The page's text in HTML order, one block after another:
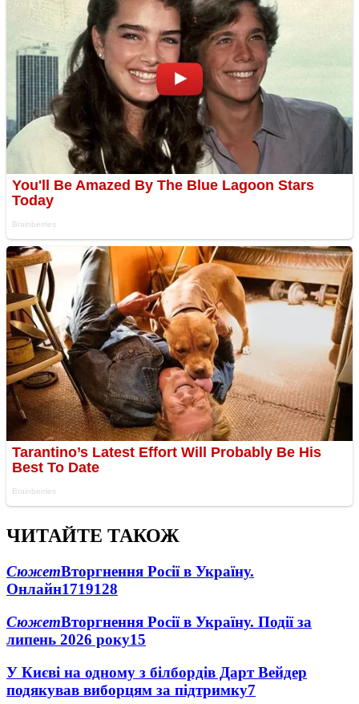
ЧИТАЙТЕ ТАКОЖ
СюжетВторгнення Росії в Україну.
Онлайн1719128
СюжетВторгнення Росії в Україну. Події за
липень 2026 року15
У Києві на одному з білбордів Дарт Вейдер
подякував виборцям за підтримку7